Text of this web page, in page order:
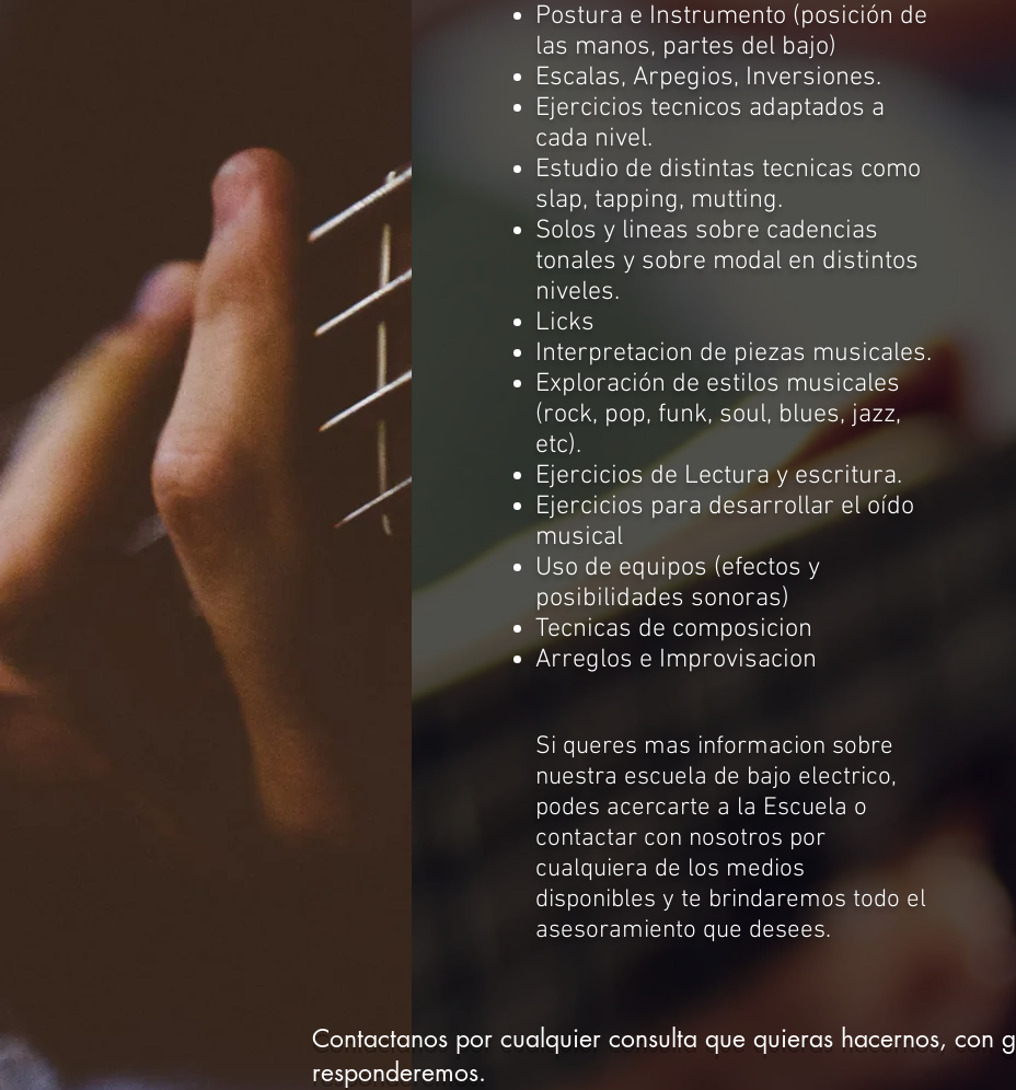
Postura e Instrumento (posición de
las manos, partes del bajo)
Escalas, Arpegios, Inversiones.
Ejercicios tecnicos adaptados a
cada nivel.
Estudio de distintas tecnicas como
slap, tapping, mutting.
Solos y lineas sobre cadencias
tonales y sobre modal en distintos
niveles.
Licks
Interpretacion de piezas musicales.
Exploración de estilos musicales
(rock, pop, funk, soul, blues, jazz,
etc).
Ejercicios de Lecturay escritura.
Ejercicios para desarrollar el oído
musical
Uso de equipos (efectos y
posibilidades sonoras)
Tecnicas de composicion
Arreglos e Improvisacion
Si queres mas informacion sobre
nuestra escuela de bajo electrico,
podes acercarte a la Escuela o
contactar con nosotros por
cualquiera de los medios
disponibles y te brindaremos todo el
asesoramiento que desees.
Contactanos por cualquier consulta que quieras hacernos, con
responderemos.